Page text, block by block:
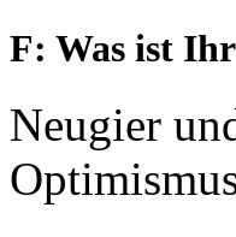
F: Was ist
Neugier